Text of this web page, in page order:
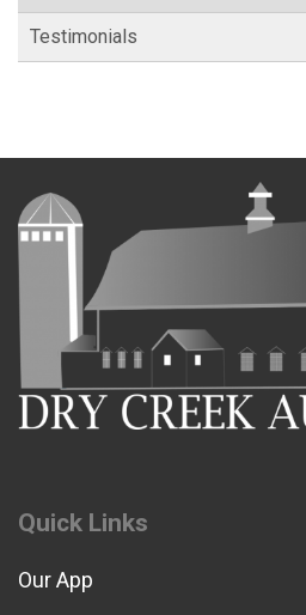
Testimonials
Quick Links
Our App